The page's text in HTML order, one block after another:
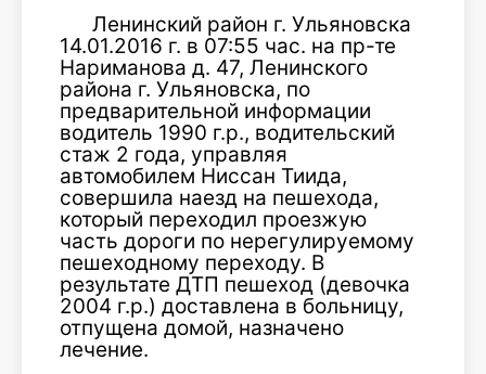
Ленинский район г. Ульяновска
14.01.2016 г. в 07:55 час. на пр-те
Нариманова д. 47, Ленинского
района г. Ульяновска, по
предварительной информации
водитель 1990 г.р., водительский
стаж 2 года, управляя
автомобилем Ниссан Тиида,
совершила наезд на пешехода,
который переходил проезжую
часть дороги по нерегулируемому
пешеходному переходу. В
результате ДТП пешеход (девочка
2004 г.р.) доставлена в больницу,
отпущена домой, назначено
лечение.